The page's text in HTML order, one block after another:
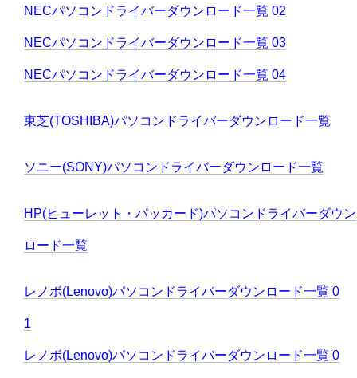
NECパソコンドライバーダウンロード一覧 02
NECパソコンドライバーダウンロード一覧 03
NECパソコンドライバーダウンロード一覧 04
東芝(TOSHIBA)パソコンドライバーダウンロード一覧
ソニー(SONY)パソコンドライバーダウンロード一覧
HP(ヒューレット・パッカード)パソコンドライバーダウン
ロード一覧
レノボ(Lenovo)パソコンドライバーダウンロード一覧 0
1
レノボ(Lenovo)パソコンドライバーダウンロード一覧 0